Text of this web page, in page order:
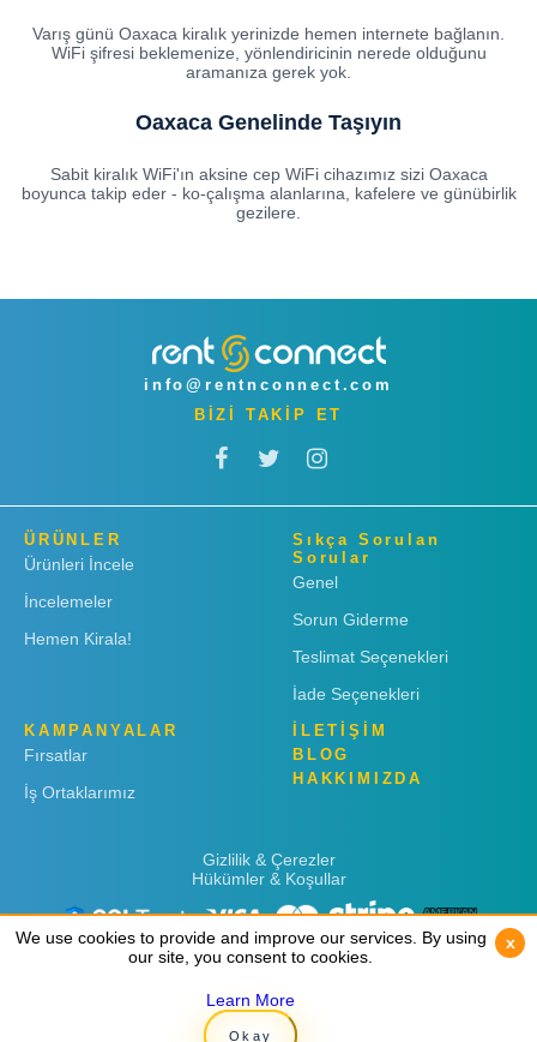
Varış günü Oaxaca kiralık yerinizde hemen internete bağlanın.
WiFi şifresi beklemenize, yönlendiricinin nerede olduğunu
aramanıza gerek yok.
Oaxaca Genelinde Taşıyın
Sabit kiralık WiFi'ın aksine cep WiFi cihazımız sizi Oaxaca
boyunca takip eder - ko-çalışma alanlarına, kafelere ve günübirlik
gezilere.
info@rentnconnect.com
BİZİ TAKİP ET
ÜRÜNLER
Ürünleri İncele
İncelemeler
Hemen Kirala!
Sıkça Sorulan
Sorular
Genel
Sorun Giderme
Teslimat Seçenekleri
İade Seçenekleri
KAMPANYALAR
Fırsatlar
İş Ortaklarımız
İLETİŞİM
BLOG
HAKKIMIZDA
Gizlilik & Çerezler
Hükümler & Koşullar
Copyright © 2019 Rent 'n Connect
We use cookies to provide and improve our services. By using
our site, you consent to cookies.
Learn More
Okay
x
We use cookies to provide and improve our services. By using
our site, you consent to cookies.
Learn More
Okay
x